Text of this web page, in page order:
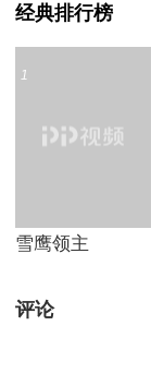
经典排行榜
雪鹰领主
1
评论